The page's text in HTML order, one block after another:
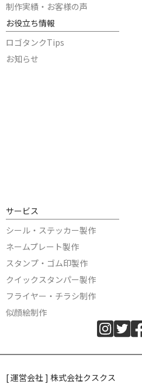
制作実績・お客様の声
お役立ち情報
ロゴタンクTips
お知らせ
サービス
シール・ステッカー製作
ネームプレート製作
スタンプ・ゴム印製作
クイックスタンパー製作
フライヤー・チラシ制作
似顔絵制作
[ 運営会社 ] 株式会社クスクス